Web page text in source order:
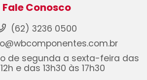
Fale Conosco
(62) 3236 0500
de segunda a sexta-feira das
e das 13h30 às 17h30